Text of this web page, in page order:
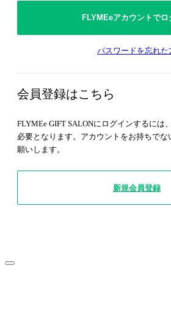
FLYMEeアカウントでロ
パスワードを忘れた
会員登録はこちら
FLYMEe GIFT SALONにログインするには
必要となります。アカウントをお持ちで
願いします。
新規会員登録